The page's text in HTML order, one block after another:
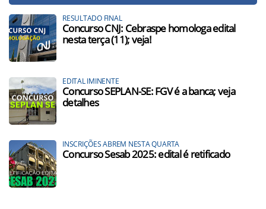
RESULTADO FINAL
Concurso CNJ: Cebraspe homologa edital
nesta terça (11); veja!
EDITAL IMINENTE
Concurso SEPLAN-SE: FGV é a banca; veja
detalhes
INSCRIÇÕES ABREM NESTA QUARTA
Concurso Sesab 2025: edital é retificado